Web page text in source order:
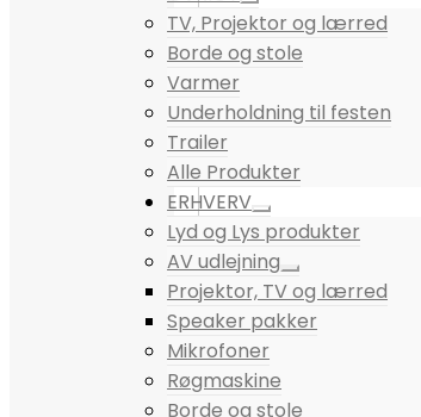
TV, Projektor og lærred
Borde og stole
Varmer
Underholdning til festen
Trailer
Alle Produkter
ERHVERV
Lyd og Lys produkter
AV udlejning
Projektor, TV og lærred
Speaker pakker
Mikrofoner
Røgmaskine
Borde og stole